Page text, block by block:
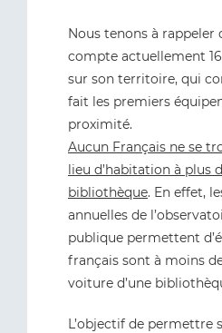
Nous tenons à rappeler
compte actuellement
sur son territoire, qui
fait les premiers
proximité.
Aucun Français ne se
lieu d’habitation à plus
bibliothèque. En effet,
annuelles de
publique permettent
français sont à moins
voiture d’une
L’objectif de permettre